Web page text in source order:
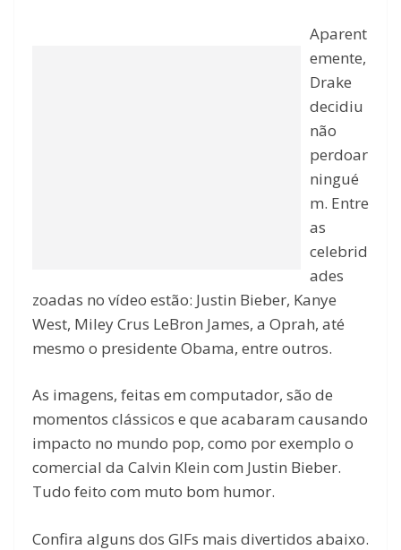
Aparent
emente,
Drake
decidiu
não
perdoar
ningué
m. Entre
as
celebrid
ades
zoadas no vídeo estão: Justin Bieber, Kanye
West, Miley Crus LeBron James, a Oprah, até
mesmo o presidente Obama, entre outros.
As imagens, feitas em computador, são de
momentos clássicos e que acabaram causando
impacto no mundo pop, como por exemplo o
comercial da Calvin Klein com Justin Bieber.
Tudo feito com muto bom humor.
Confira alguns dos GIFs mais divertidos abaixo.